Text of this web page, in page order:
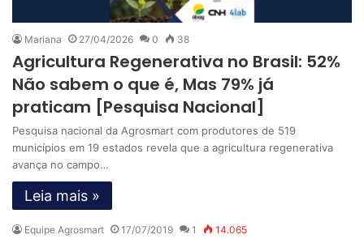
Mariana 27/04/2026 0 38
Agricultura Regenerativa no Brasil: 52%
Não sabem o que é, Mas 79% já
praticam [Pesquisa Nacional]
Pesquisa nacional da Agrosmart com produtores de 519
municípios em 19 estados revela que a agricultura regenerativa
avança no campo…
Leia mais »
Equipe Agrosmart 17/07/2019 1 14.065